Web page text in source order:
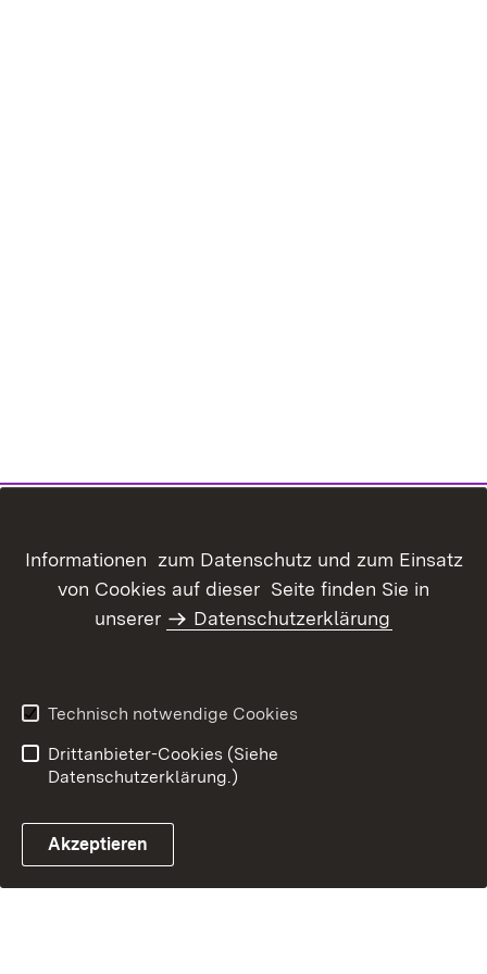
Barrierefreiheit
Benutzungshinweise
Impressum
Informationen zum Datenschutz und zum Einsatz
von Cookies auf dieser Seite finden Sie in
unserer
Datenschutzerklärung
Technisch notwendige Cookies
Drittanbieter-Cookies (Siehe
Datenschutzerklärung.)
Akzeptieren